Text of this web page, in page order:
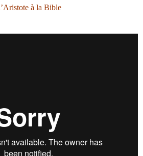
à la Bible